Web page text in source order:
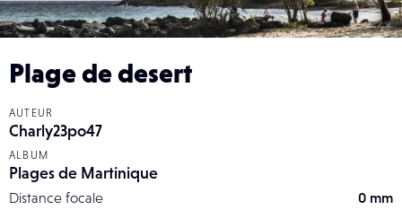
Plage de desert
AUTEUR
Charly23po47
ALBUM
Plages de Martinique
Distance focale
0 mm